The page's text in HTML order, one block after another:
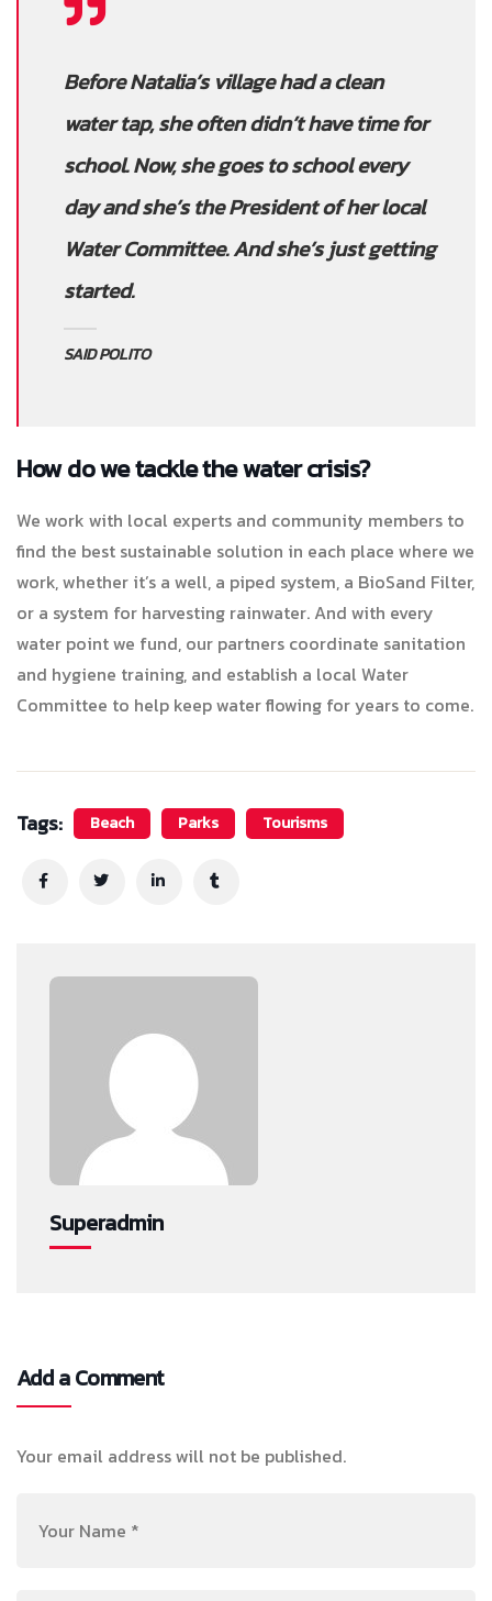
Before Natalia’s village had a clean
water tap, she often didn’t have time for
school. Now, she goes to school every
day and she’s the President of her local
Water Committee. And she’s just getting
started.
SAID POLITO
How do we tackle the water crisis?
We work with local experts and community members to
find the best sustainable solution in each place where we
work, whether it’s a well, a piped system, a BioSand Filter,
or a system for harvesting rainwater. And with every
water point we fund, our partners coordinate sanitation
and hygiene training, and establish a local Water
Committee to help keep water flowing for years to come.
Tags: Beach Parks Tourisms
Superadmin
Add a Comment
Your email address will not be published.